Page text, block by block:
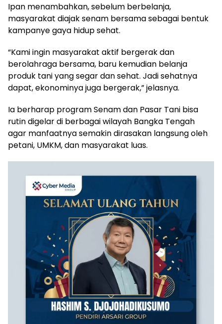
Ipan menambahkan, sebelum berbelanja,
masyarakat diajak senam bersama sebagai bentuk
kampanye gaya hidup sehat.
“Kami ingin masyarakat aktif bergerak dan
berolahraga bersama, baru kemudian belanja
produk tani yang segar dan sehat. Jadi sehatnya
dapat, ekonominya juga bergerak,” jelasnya.
Ia berharap program Senam dan Pasar Tani bisa
rutin digelar di berbagai wilayah Bangka Tengah
agar manfaatnya semakin dirasakan langsung oleh
petani, UMKM, dan masyarakat luas.